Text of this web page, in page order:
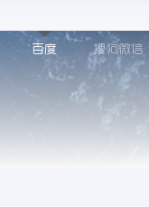
百度 搜狗微信